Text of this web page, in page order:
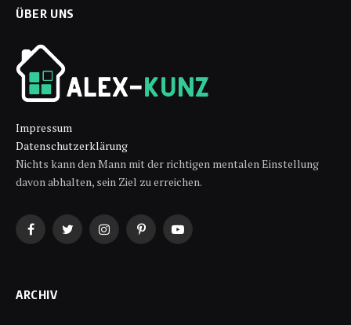
ÜBER UNS
Impressum
Datenschutzerklärung
Nichts kann den Mann mit der richtigen mentalen Einstellung
davon abhalten, sein Ziel zu erreichen.
FacebookTwitterInstagramPinterestYouTube
ARCHIV